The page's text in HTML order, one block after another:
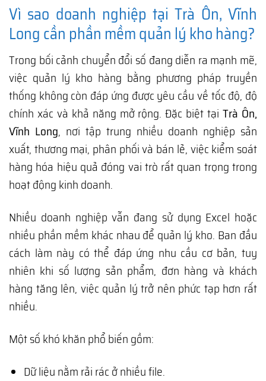
Vì sao doanh nghiệp tại Trà Ôn, Vĩnh
Long cần phần mềm quản lý kho hàng?
Trong bối cảnh chuyển đổi số đang diễn ra mạnh mẽ,
việc quản lý kho hàng bằng phương pháp truyền
thống không còn đáp ứng được yêu cầu về tốc độ, độ
chính xác và khả năng mở rộng. Đặc biệt tạiTrà Ôn,
Vĩnh Long, nơi tập trung nhiều doanh nghiệp sản
xuất, thương mại, phân phối và bán lẻ, việc kiểm soát
hàng hóa hiệu quả đóng vai trò rất quan trọng trong
hoạt động kinh doanh.
Nhiều doanh nghiệp vẫn đang sử dụng Excel hoặc
nhiều phần mềm khác nhau để quản lý kho. Ban đầu
cách làm này có thể đáp ứng nhu cầu cơ bản, tuy
nhiên khi số lượng sản phẩm, đơn hàng và khách
hàng tăng lên, việc quản lý trở nên phức tạp hơn rất
nhiều.
Một số khó khăn phổ biến gồm:
Dữ liệu nằm rải rác ở nhiều file.